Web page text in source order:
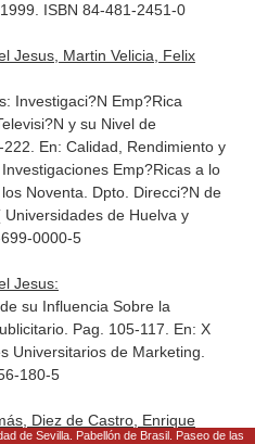
1999. ISBN 84-481-2451-0
Jesus, Martin Velicia, Felix
Investigaci?N Emp?Rica
y su Nivel de
En: Calidad, Rendimiento y
Emp?Ricas a lo
Noventa . Dpto. Direcci?N de
de Huelva y
0000-5
Jesus:
su Influencia Sobre la
Pag. 105-117. En: X
Universitarios de Marketing
180-5
Diez de Castro, Enrique
de Sevilla. Pabellón de Brasil. Paseo de las